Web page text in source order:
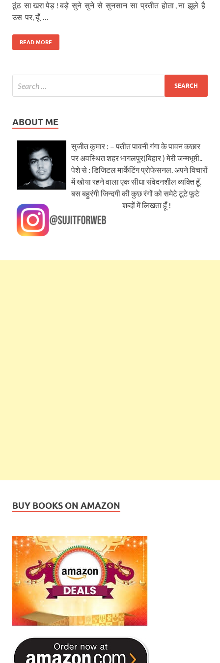
ठूंठ सा खरा पेड़ ! बड़े सुने सुने से सुनसान सा प्रतीत होता , ना झूले है
उस पर, यूँ …
READ MORE
ABOUT ME
सुजीत कुमार : – पतीत पावनी गंगा के पावन कछार
पर अवस्थित शहर भागलपुर(बिहार ) मेरी जन्मभूमी..
पेशे से : डिजिटल मार्केटिंग प्रोफेसनल. अपने विचारों
में खोया रहने वाला एक सीधा संवेदनशील व्यक्ति हूँ.
बस बहुरंगी जिन्दगी की कुछ रंगों को समेटे टूटे फूटे
शब्दों में लिखता हूँ !
BUY BOOKS ON AMAZON